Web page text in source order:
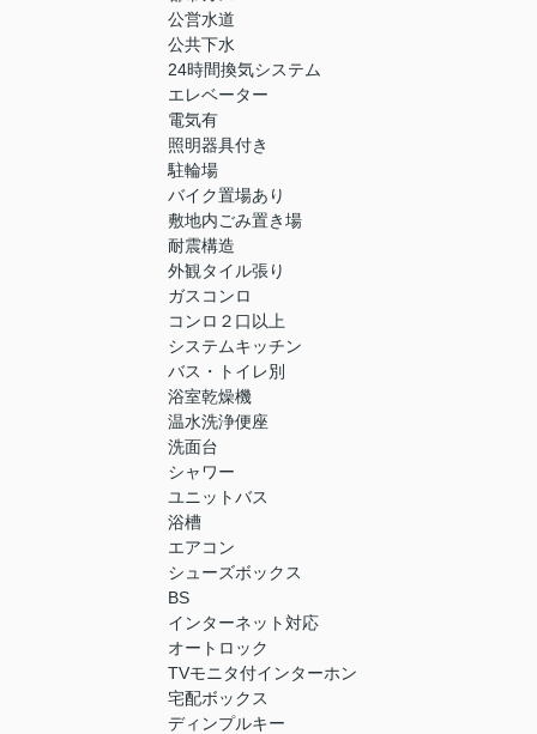
公営水道
公共下水
24時間換気システム
エレベーター
電気有
照明器具付き
駐輪場
バイク置場あり
敷地内ごみ置き場
耐震構造
外観タイル張り
ガスコンロ
コンロ２口以上
システムキッチン
バス・トイレ別
浴室乾燥機
温水洗浄便座
洗面台
シャワー
ユニットバス
浴槽
エアコン
シューズボックス
BS
インターネット対応
オートロック
TVモニタ付インターホン
宅配ボックス
ディンプルキー